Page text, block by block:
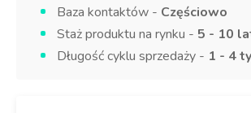
Baza kontaktów - Częściowo
Staż produktu na rynku - 5 - 10
Długość cyklu sprzedaży - 1 - 4